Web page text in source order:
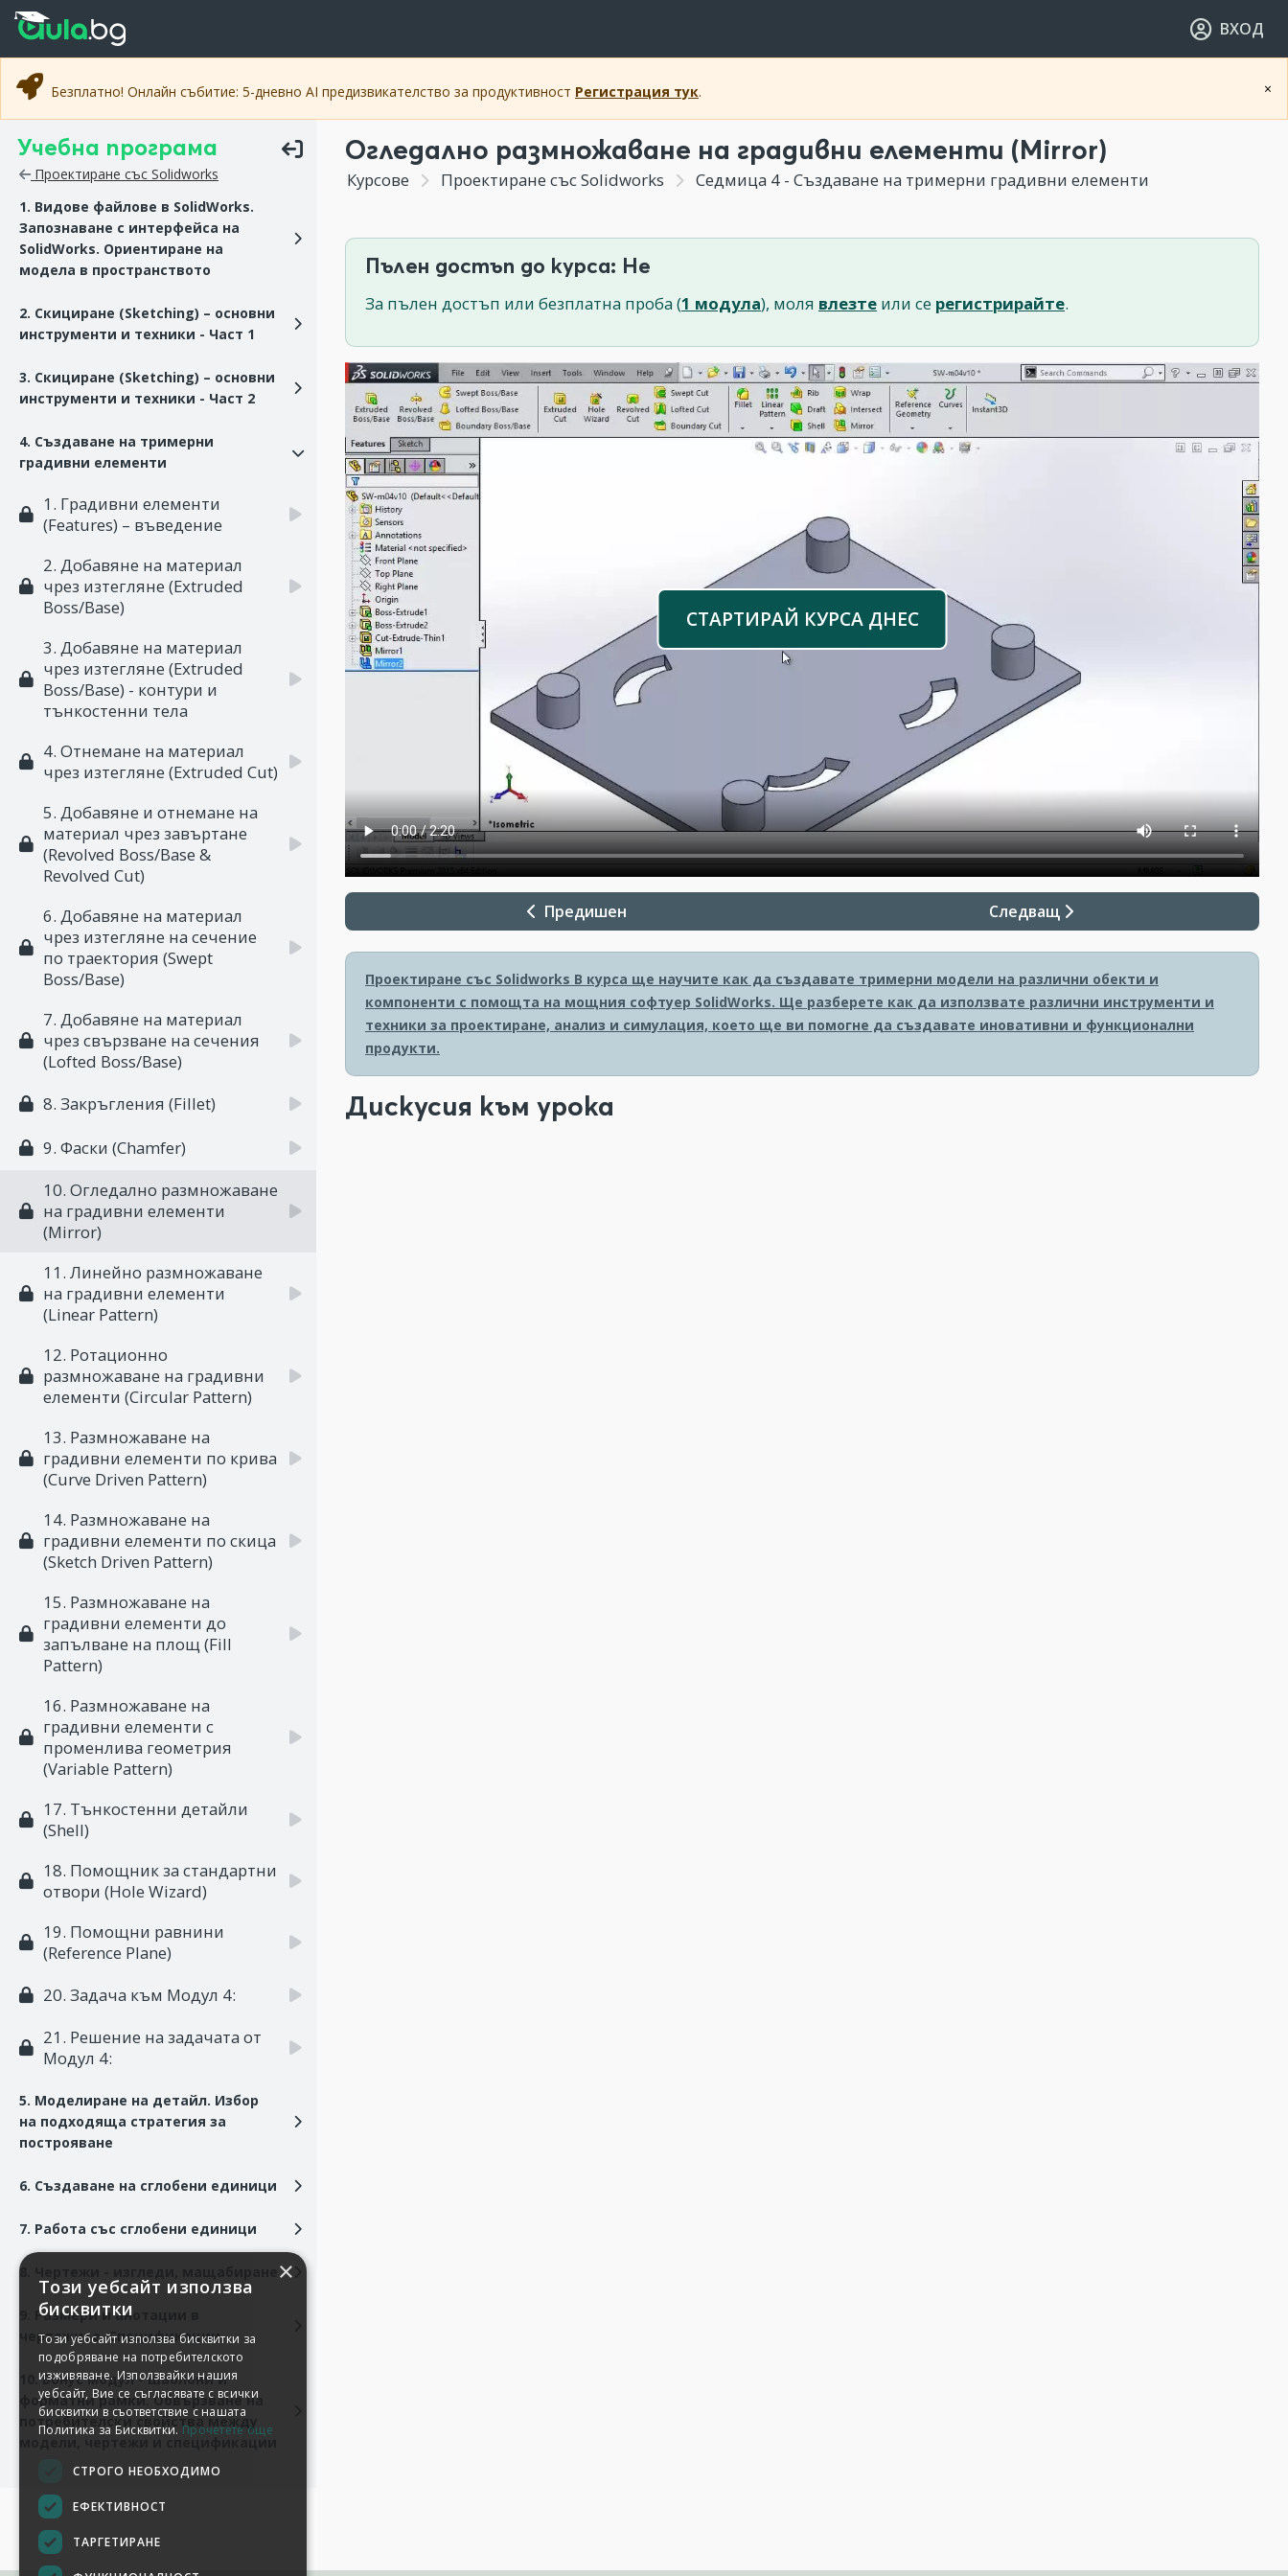
Прескочи към основното съдържание
Прескочи към навигацията
ВХОД
×
Безплатно! Онлайн събитие: 5-дневно AI предизвикателство за продуктивност Регистрация тук.
Учебна програма
Проектиране със Solidworks
1. Видове файлове в SolidWorks.
Запознаване с интерфейса на
SolidWorks. Ориентиране на
модела в пространството
2. Скициране (Sketching) – основни
инструменти и техники - Част 1
3. Скициране (Sketching) – основни
инструменти и техники - Част 2
4. Създаване на тримерни
градивни елементи
1. Градивни елементи
(Features) – въведение
2. Добавяне на материал
чрез изтегляне (Extruded
Boss/Base)
3. Добавяне на материал
чрез изтегляне (Extruded
Boss/Base) - контури и
тънкостенни тела
4. Отнемане на материал
чрез изтегляне (Extruded Cut)
5. Добавяне и отнемане на
материал чрез завъртане
(Revolved Boss/Base &
Revolved Cut)
6. Добавяне на материал
чрез изтегляне на сечение
по траектория (Swept
Boss/Base)
7. Добавяне на материал
чрез свързване на сечения
(Lofted Boss/Base)
8. Закръгления (Fillet)
9. Фаски (Chamfer)
10. Огледално размножаване
на градивни елементи
(Mirror)
11. Линейно размножаване
на градивни елементи
(Linear Pattern)
12. Ротационно
размножаване на градивни
елементи (Circular Pattern)
13. Размножаване на
градивни елементи по крива
(Curve Driven Pattern)
14. Размножаване на
градивни елементи по скица
(Sketch Driven Pattern)
15. Размножаване на
градивни елементи до
запълване на площ (Fill
Pattern)
16. Размножаване на
градивни елементи с
променлива геометрия
(Variable Pattern)
17. Тънкостенни детайли
(Shell)
18. Помощник за стандартни
отвори (Hole Wizard)
19. Помощни равнини
(Reference Plane)
20. Задача към Модул 4:
21. Решение на задачата от
Модул 4:
5. Моделиране на детайл. Избор
на подходяща стратегия за
построяване
6. Създаване на сглобени единици
7. Работа със сглобени единици
8. Чертежи - изгледи, мащабиране
9. Размери и анотации в
чертежите. Спецификации.
10. Бонус модул - шаблони и
форматни рамки. Обвързване на
потребителски свойства между
модели, чертежи и спецификации
Огледално размножаване на градивни елементи (Mirror)
Курсове Проектиране със Solidworks Седмица 4 - Създаване на тримерни градивни елементи
Пълен достъп до курса: Не
За пълен достъп или безплатна проба (1 модула), моля влезте или се регистрирайте.
СТАРТИРАЙ КУРСА ДНЕС
Предишен Следващ
Проектиране със Solidworks В курса ще научите как да създавате тримерни модели на различни обекти и
компоненти с помощта на мощния софтуер SolidWorks. Ще разберете как да използвате различни инструменти и
техники за проектиране, анализ и симулация, което ще ви помогне да създавате иновативни и функционални
продукти.
Дискусия към урока
×
Този уебсайт използва
бисквитки
Този уебсайт използва бисквитки за
подобряване на потребителското
изживяване. Използвайки нашия
уебсайт, Вие се съгласявате с всички
бисквитки в съответствие с нашата
Политика за Бисквитки. Прочетете още
СТРОГО НЕОБХОДИМО
ЕФЕКТИВНОСТ
ТАРГЕТИРАНЕ